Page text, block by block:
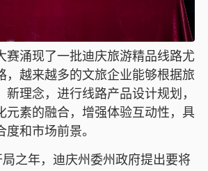
涌现了一批迪庆旅游精品线路尤
，越来越多的文旅企业能够根据旅
新理念，进行线路产品设计规划，
元素的融合，增强体验互动性，具
和市场前景。
之年，迪庆州委州政府提出要将